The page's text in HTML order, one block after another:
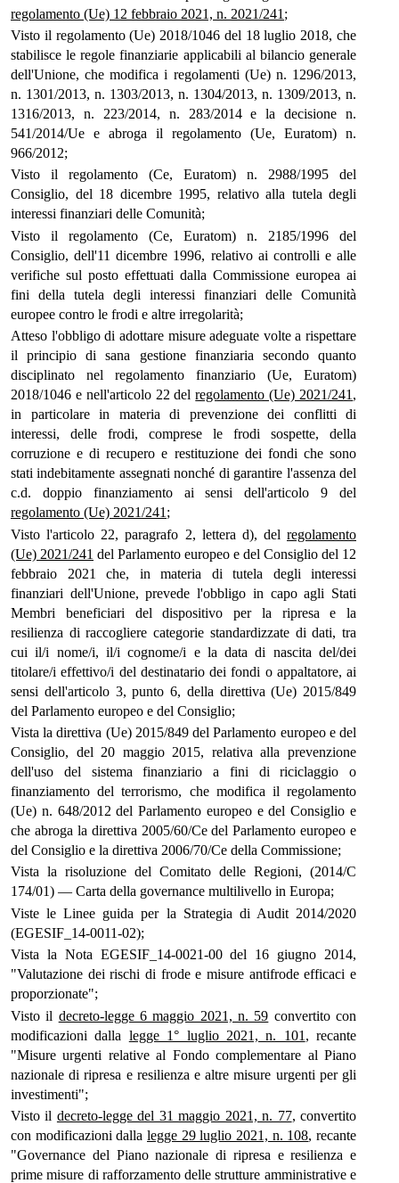
regolamento (Ue) 12 febbraio 2021, n. 2021/241 ;
Visto il regolamento (Ue) 2018/1046 del 18 luglio 2018, che
stabilisce le regole finanziarie applicabili al bilancio generale
dell'Unione, che modifica i regolamenti (Ue) n. 1296/2013,
n. 1301/2013, n. 1303/2013, n. 1304/2013, n. 1309/2013, n.
1316/2013, n. 223/2014, n. 283/2014 e la decisione n.
541/2014/Ue e abroga il regolamento (Ue, Euratom) n.
966/2012;
Visto il regolamento (Ce, Euratom) n. 2988/1995 del
Consiglio, del 18 dicembre 1995, relativo alla tutela degli
interessi finanziari delle Comunità;
Visto il regolamento (Ce, Euratom) n. 2185/1996 del
Consiglio, dell'11 dicembre 1996, relativo ai controlli e alle
verifiche sul posto effettuati dalla Commissione europea ai
fini della tutela degli interessi finanziari delle Comunità
europee contro le frodi e altre irregolarità;
Atteso l'obbligo di adottare misure adeguate volte a rispettare
il principio di sana gestione finanziaria secondo quanto
disciplinato nel regolamento finanziario (Ue, Euratom)
2018/1046 e nell'articolo 22 delregolamento (Ue) 2021/241 ,
in particolare in materia di prevenzione dei conflitti di
interessi, delle frodi, comprese le frodi sospette, della
corruzione e di recupero e restituzione dei fondi che sono
stati indebitamente assegnati nonché di garantire l'assenza del
c.d. doppio finanziamento ai sensi dell'articolo 9 del
regolamento (Ue) 2021/241 ;
Visto l'articolo 22, paragrafo 2, lettera d), del regolamento
(Ue) 2021/241 del Parlamento europeo e del Consiglio del 12
febbraio 2021 che, in materia di tutela degli interessi
finanziari dell'Unione, prevede l'obbligo in capo agli Stati
Membri beneficiari del dispositivo per la ripresa e la
resilienza di raccogliere categorie standardizzate di dati, tra
cui il/i nome/i, il/i cognome/i e la data di nascita del/dei
titolare/i effettivo/i del destinatario dei fondi o appaltatore, ai
sensi dell'articolo 3, punto 6, della direttiva (Ue) 2015/849
del Parlamento europeo e del Consiglio;
Vista la direttiva (Ue) 2015/849 del Parlamento europeo e del
Consiglio, del 20 maggio 2015, relativa alla prevenzione
dell'uso del sistema finanziario a fini di riciclaggio o
finanziamento del terrorismo, che modifica il regolamento
(Ue) n. 648/2012 del Parlamento europeo e del Consiglio e
che abroga la direttiva 2005/60/Ce del Parlamento europeo e
del Consiglio e la direttiva 2006/70/Ce della Commissione;
Vista la risoluzione del Comitato delle Regioni, (2014/C
174/01) — Carta della governance multilivello in Europa;
Viste le Linee guida per la Strategia di Audit 2014/2020
(EGESIF_14-0011-02);
Vista la Nota EGESIF_14-0021-00 del 16 giugno 2014,
"Valutazione dei rischi di frode e misure antifrode efficaci e
proporzionate";
Visto il decreto-legge 6 maggio 2021, n. 59 convertito con
modificazioni dalla legge 1° luglio 2021, n. 101 , recante
"Misure urgenti relative al Fondo complementare al Piano
nazionale di ripresa e resilienza e altre misure urgenti per gli
investimenti";
Visto il decreto-legge del 31 maggio 2021, n. 77, convertito
con modificazioni dalla legge 29 luglio 2021, n. 108, recante
"Governance del Piano nazionale di ripresa e resilienza e
prime misure di rafforzamento delle strutture amministrative e